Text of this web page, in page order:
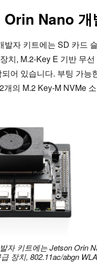
Nano 개
발자 키트에는 SD 카드
치, M.2-Key E 기반 무
어 있습니다. 부팅 가
의 M.2 Key-M NVMe
자 키트에는 Jetson Orin
장치, 802.11ac/abgn